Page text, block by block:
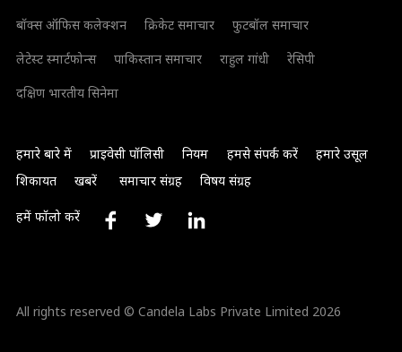
बॉक्स ऑफिस कलेक्शन
क्रिकेट समाचार
फुटबॉल समाचार
लेटेस्ट स्मार्टफोन्स
पाकिस्तान समाचार राहुल गांधी
रेसिपी
दक्षिण भारतीय सिनेमा
हमारे बारे में प्राइवेसी पॉलिसी नियम हमसे संपर्क करें
हमारे उसूल
शिकायत
खबरें समाचार संग्रह विषय संग्रह
हमें फॉलो करें
All rights reserved © Candela Labs Private Limited 2026